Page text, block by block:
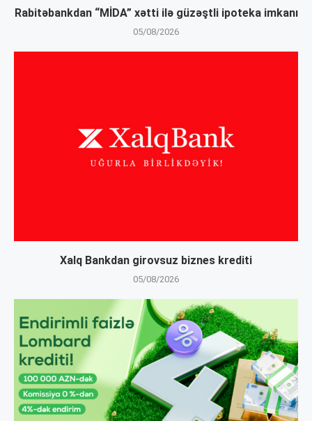
Rabitəbankdan “MİDA” xətti ilə güzəştli ipoteka imkanı
05/08/2026
Xalq Bankdan girovsuz biznes krediti
05/08/2026